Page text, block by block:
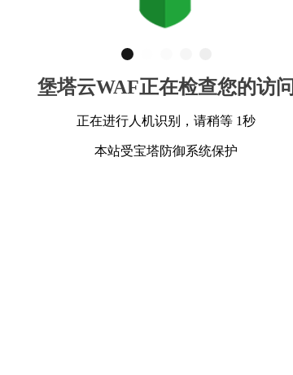
堡塔云WAF正在检查您的访问
正在进行人机识别，请稍等 1秒
本站受宝塔防御系统保护